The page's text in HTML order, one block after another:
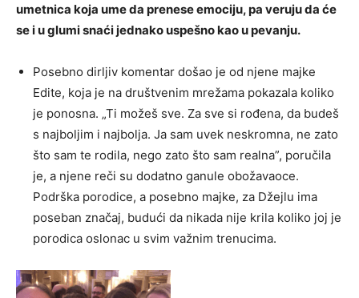
umetnica koja ume da prenese emociju, pa veruju da će
se i u glumi snaći jednako uspešno kao u pevanju.
Posebno dirljiv komentar došao je od njene majke
Edite, koja je na društvenim mrežama pokazala koliko
je ponosna. „Ti možeš sve. Za sve si rođena, da budeš
s najboljim i najbolja. Ja sam uvek neskromna, ne zato
što sam te rodila, nego zato što sam realna”, poručila
je, a njene reči su dodatno ganule obožavaoce.
Podrška porodice, a posebno majke, za Džejlu ima
poseban značaj, budući da nikada nije krila koliko joj je
porodica oslonac u svim važnim trenucima.